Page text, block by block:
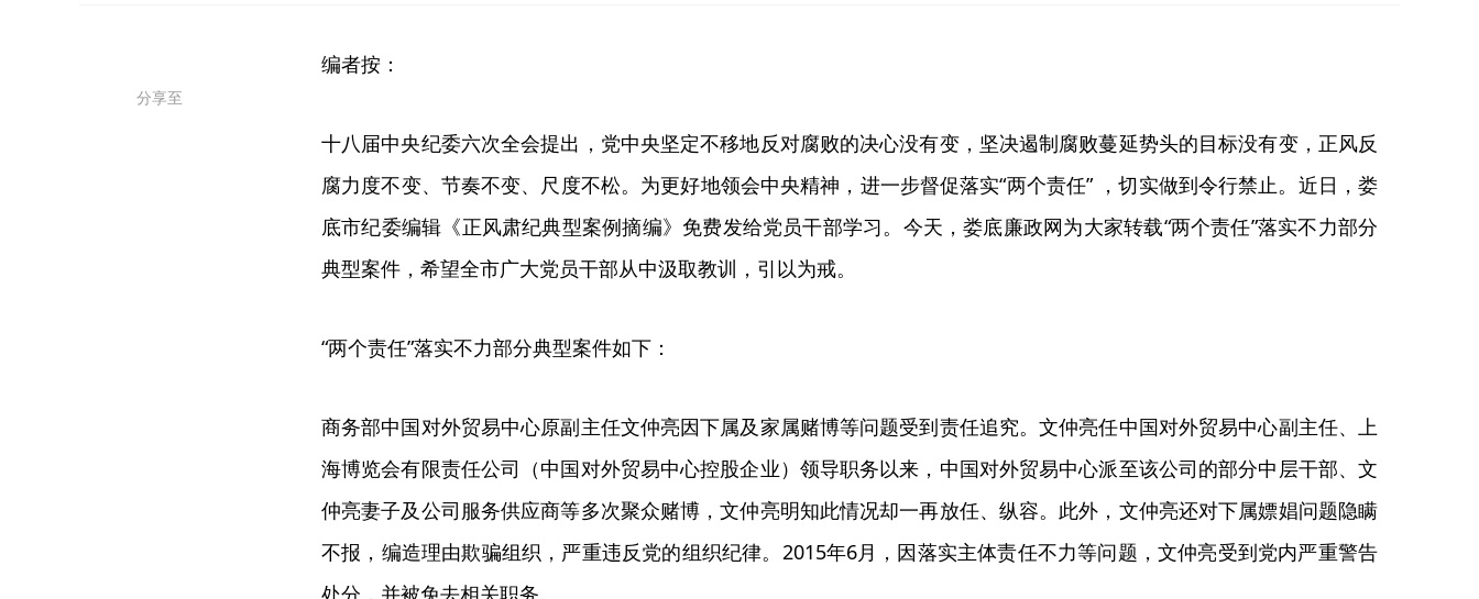
分享至
编者按：
十八届中央纪委六次全会提出，党中央坚定不移地反对腐败的决心没有变，坚决遏制腐败蔓延势头的目标没有变，正风反
腐力度不变、节奏不变、尺度不松。为更好地领会中央精神，进一步督促落实“两个责任” ，切实做到令行禁止。近日，娄
底市纪委编辑《正风肃纪典型案例摘编》免费发给党员干部学习。今天，娄底廉政网为大家转载“两个责任”落实不力部分
典型案件，希望全市广大党员干部从中汲取教训，引以为戒。
“两个责任”落实不力部分典型案件如下：
商务部中国对外贸易中心原副主任文仲亮因下属及家属赌博等问题受到责任追究。文仲亮任中国对外贸易中心副主任、上
海博览会有限责任公司（中国对外贸易中心控股企业）领导职务以来，中国对外贸易中心派至该公司的部分中层干部、文
仲亮妻子及公司服务供应商等多次聚众赌博，文仲亮明知此情况却一再放任、纵容。此外，文仲亮还对下属嫖娼问题隐瞒
不报，编造理由欺骗组织，严重违反党的组织纪律。2015年6月，因落实主体责任不力等问题，文仲亮受到党内严重警告
处分，并被免去相关职务。